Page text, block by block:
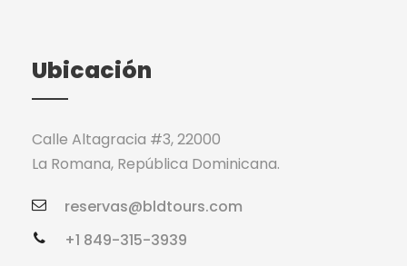
Ubicación
Calle Altagracia #3, 22000
La Romana, República Dominicana.
reservas@bldtours.com
+1 849-315-3939